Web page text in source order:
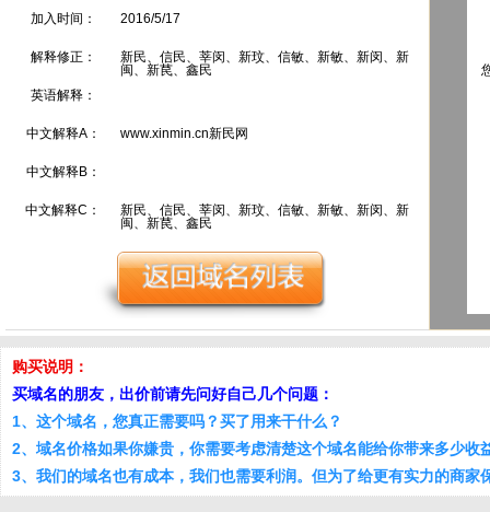
加入时间： 2016/5/17
解释修正：
新民、信民、莘闵、新玟、信敏、新敏、新闵、新
闽、新苠、鑫民
英语解释：
中文解释A： www.xinmin.cn新民网
中文解释B：
中文解释C：
新民、信民、莘闵、新玟、信敏、新敏、新闵、新
闽、新苠、鑫民
购买说明：
买域名的朋友，出价前请先问好自己几个问题：
1、这个域名，您真正需要吗？买了用来干什么？
2、域名价格如果你嫌贵，你需要考虑清楚这个域名能给你带来多少收
3、我们的域名也有成本，我们也需要利润。但为了给更有实力的商家